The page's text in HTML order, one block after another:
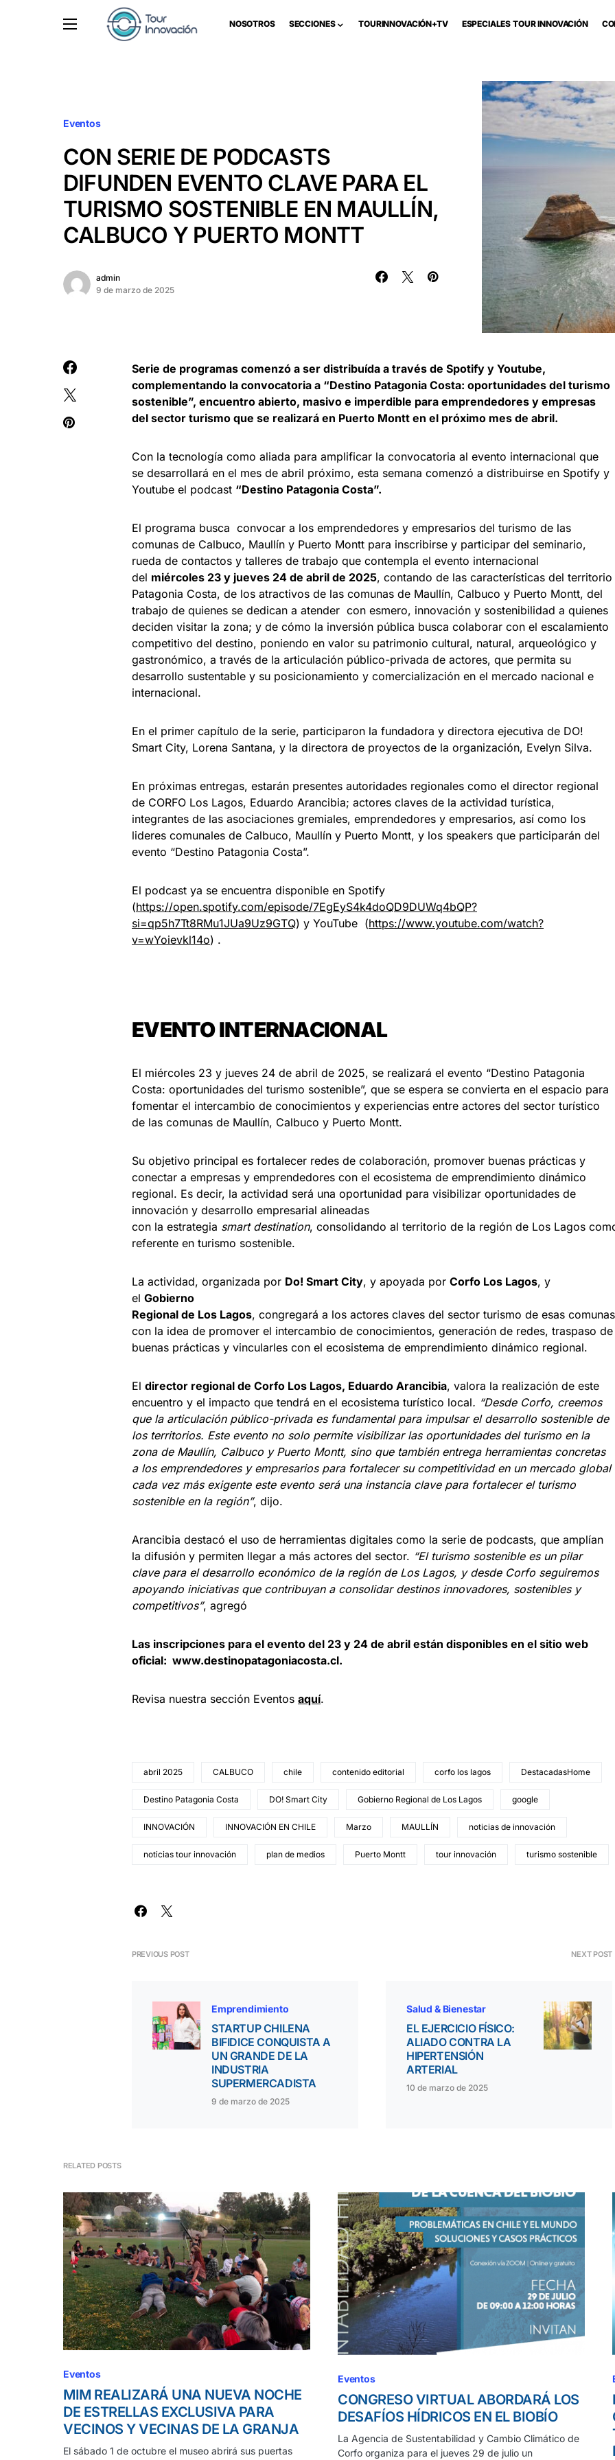
NOSOTROS SECCIONES TOURINNOVACIÓN+TV ESPECIALES TOUR INNOVACIÓN
Eventos
CON SERIE DE PODCASTS
DIFUNDEN EVENTO CLAVE PARA EL
TURISMO SOSTENIBLE EN MAULLÍN,
CALBUCO Y PUERTO MONTT
admin
9 de marzo de 2025
Serie de programas comenzó a ser distribuída a través de Spotify y Youtube,
complementando la convocatoria a “Destino Patagonia Costa: oportunidades del turismo
sostenible”, encuentro abierto, masivo e imperdible para emprendedores y empresas
del sector turismo que se realizará en Puerto Montt en el próximo mes de abril.
Con la tecnología como aliada para amplificar la convocatoria al evento internacional que
se desarrollará en el mes de abril próximo, esta semana comenzó a distribuirse en Spotify y
Youtube el podcast “Destino Patagonia Costa”.
El programa busca convocar a los emprendedores y empresarios del turismo de las
comunas de Calbuco, Maullín y Puerto Montt para inscribirse y participar del seminario,
rueda de contactos y talleres de trabajo que contempla el evento internacional
del miércoles 23 y jueves 24 de abril de 2025, contando de las características del territorio
Patagonia Costa, de los atractivos de las comunas de Maullín, Calbuco y Puerto Montt, del
trabajo de quienes se dedican a atender con esmero, innovación y sostenibilidad a quienes
deciden visitar la zona; y de cómo la inversión pública busca colaborar con el escalamiento
competitivo del destino, poniendo en valor su patrimonio cultural, natural, arqueológico y
gastronómico, a través de la articulación público-privada de actores, que permita su
desarrollo sustentable y su posicionamiento y comercialización en el mercado nacional e
internacional.
En el primer capítulo de la serie, participaron la fundadora y directora ejecutiva de DO!
Smart City, Lorena Santana, y la directora de proyectos de la organización, Evelyn Silva.
En próximas entregas, estarán presentes autoridades regionales como el director regional
de CORFO Los Lagos, Eduardo Arancibia; actores claves de la actividad turística,
integrantes de las asociaciones gremiales, emprendedores y empresarios, así como los
lideres comunales de Calbuco, Maullín y Puerto Montt, y los speakers que participarán del
evento “Destino Patagonia Costa”.
El podcast ya se encuentra disponible en Spotify
(https://open.spotify.com/episode/7EgEyS4k4doQD9DUWq4bQP?
si=qp5h7Tt8RMu1JUa9Uz9GTQ) y YouTube (https://www.youtube.com/watch?
v=wYoievkl14o) .
EVENTO INTERNACIONAL
El miércoles 23 y jueves 24 de abril de 2025, se realizará el evento “Destino Patagonia
Costa: oportunidades del turismo sostenible”, que se espera se convierta en el espacio para
fomentar el intercambio de conocimientos y experiencias entre actores del sector turístico
de las comunas de Maullín, Calbuco y Puerto Montt.
Su objetivo principal es fortalecer redes de colaboración, promover buenas prácticas y
conectar a empresas y emprendedores con el ecosistema de emprendimiento dinámico
regional. Es decir, la actividad será una oportunidad para visibilizar oportunidades de
innovación y desarrollo empresarial alineadas
con la estrategia smart destination, consolidando al territorio de la región de Los Lagos
referente en turismo sostenible.
La actividad, organizada por Do! Smart City, y apoyada por Corfo Los Lagos, y
el Gobierno
Regional de Los Lagos, congregará a los actores claves del sector turismo de esas
con la idea de promover el intercambio de conocimientos, generación de redes, traspaso de
buenas prácticas y vincularles con el ecosistema de emprendimiento dinámico regional.
El director regional de Corfo Los Lagos, Eduardo Arancibia, valora la realización de este
encuentro y el impacto que tendrá en el ecosistema turístico local. “Desde Corfo, creemos
que la articulación público-privada es fundamental para impulsar el desarrollo sostenible de
los territorios. Este evento no solo permite visibilizar las oportunidades del turismo en la
zona de Maullín, Calbuco y Puerto Montt, sino que también entrega herramientas concretas
a los emprendedores y empresarios para fortalecer su competitividad en un mercado global
cada vez más exigente este evento será una instancia clave para fortalecer el turismo
sostenible en la región”, dijo.
Arancibia destacó el uso de herramientas digitales como la serie de podcasts, que amplían
la difusión y permiten llegar a más actores del sector. “El turismo sostenible es un pilar
clave para el desarrollo económico de la región de Los Lagos, y desde Corfo seguiremos
apoyando iniciativas que contribuyan a consolidar destinos innovadores, sostenibles y
competitivos”, agregó
Las inscripciones para el evento del 23 y 24 de abril están disponibles en el sitio web
oficial: www.destinopatagoniacosta.cl.
Revisa nuestra sección Eventos aquí.
abril 2025 CALBUCO chile contenido editorial corfo los lagos DestacadasHome
Destino Patagonia Costa DO! Smart City Gobierno Regional de Los Lagos google
INNOVACIÓN INNOVACIÓN EN CHILE Marzo MAULLÍN noticias de innovación
noticias tour innovación plan de medios Puerto Montt tour innovación turismo sostenible
PREVIOUS POST
Emprendimiento
STARTUP CHILENA
BIFIDICE CONQUISTA A
UN GRANDE DE LA
INDUSTRIA
SUPERMERCADISTA
9 de marzo de 2025
NEXT POST
Salud & Bienestar
EL EJERCICIO FÍSICO:
ALIADO CONTRA LA
HIPERTENSIÓN
ARTERIAL
10 de marzo de 2025
RELATED POSTS
Eventos
MIM REALIZARÁ UNA NUEVA NOCHE
DE ESTRELLAS EXCLUSIVA PARA
VECINOS Y VECINAS DE LA GRANJA
El sábado 1 de octubre el museo abrirá sus puertas
Eventos
CONGRESO VIRTUAL ABORDARÁ LOS
DESAFÍOS HÍDRICOS EN EL BIOBÍO
La Agencia de Sustentabilidad y Cambio Climático de
Corfo organiza para el jueves 29 de julio un